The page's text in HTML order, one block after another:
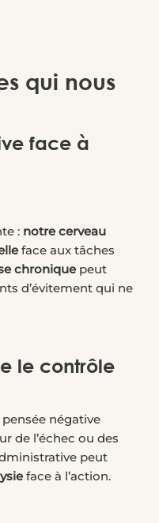
qui nous
face à
: notre cerveau
face aux tâches
chroniquepeut
d’évitement qui ne
le contrôle
négative
de l’échec ou des
peut
face à l’action.